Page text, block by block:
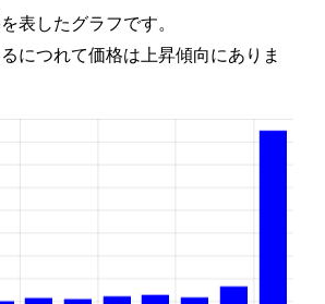
表したグラフです。
につれて価格は上昇傾向にありま